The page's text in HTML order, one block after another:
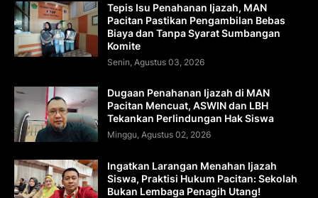
Tepis Isu Penahanan Ijazah, MAN
Pacitan Pastikan Pengambilan Bebas
Biaya dan Tanpa Syarat Sumbangan
Komite
Senin, Agustus 03, 2026
Dugaan Penahanan Ijazah di MAN
Pacitan Mencuat, ASWIN dan LBH
Tekankan Perlindungan Hak Siswa
Minggu, Agustus 02, 2026
Ingatkan Larangan Menahan Ijazah
Siswa, Praktisi Hukum Pacitan: Sekolah
Bukan Lembaga Penagih Utang!